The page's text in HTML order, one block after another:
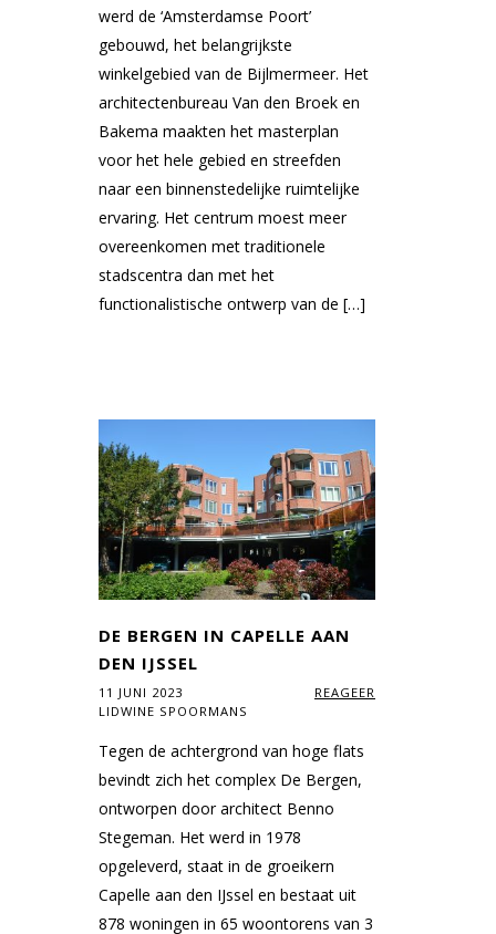
werd de ‘Amsterdamse Poort’
gebouwd, het belangrijkste
winkelgebied van de Bijlmermeer. Het
architectenbureau Van den Broek en
Bakema maakten het masterplan
voor het hele gebied en streefden
naar een binnenstedelijke ruimtelijke
ervaring. Het centrum moest meer
overeenkomen met traditionele
stadscentra dan met het
functionalistische ontwerp van de […]
DE BERGEN IN CAPELLE AAN
DEN IJSSEL
11 JUNI 2023
REAGEER
LIDWINE SPOORMANS
Tegen de achtergrond van hoge flats
bevindt zich het complex De Bergen,
ontworpen door architect Benno
Stegeman. Het werd in 1978
opgeleverd, staat in de groeikern
Capelle aan den IJssel en bestaat uit
878 woningen in 65 woontorens van 3